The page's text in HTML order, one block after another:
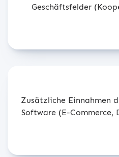
Geschäftsfelder
Zusätzliche Einnahmen
Software (E-Commerce,